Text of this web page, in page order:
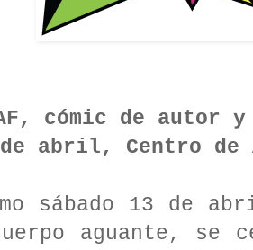
cómic de autor
abril, Centro de
sábado 13 de
aguante, se